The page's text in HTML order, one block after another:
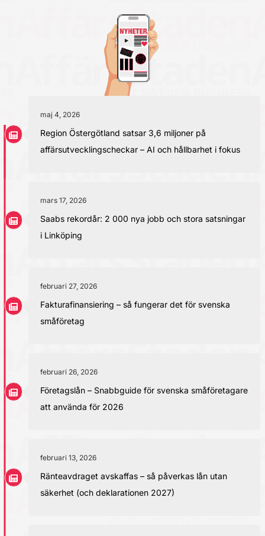
maj 4, 2026
Region Östergötland satsar 3,6 miljoner på
affärsutvecklingscheckar – AI och hållbarhet i fokus
mars 17, 2026
Saabs rekordår: 2 000 nya jobb och stora satsningar
i Linköping
februari 27, 2026
Fakturafinansiering – så fungerar det för svenska
småföretag
februari 26, 2026
Företagslån – Snabbguide för svenska småföretagare
att använda för 2026
februari 13, 2026
Ränteavdraget avskaffas – så påverkas lån utan
säkerhet (och deklarationen 2027)